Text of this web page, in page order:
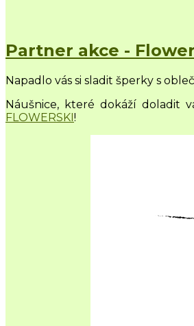
Partner akce -
Napadlo vás si sladit šperky s
Náušnice, které dokáží doladit
FLOWERSKI!